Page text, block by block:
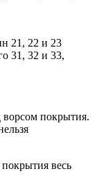
21, 22 и 23
31, 32 и 33,
покрытия.
весь